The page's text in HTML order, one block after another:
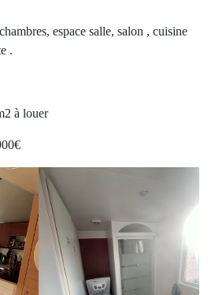
espace salle, salon , cuisine
.
à louer